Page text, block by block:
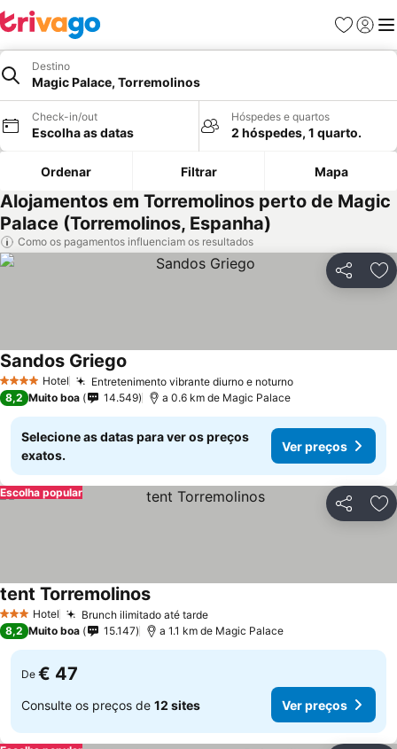
Favoritos
Iniciar
Destino
Magic Palace, Torremolinos
Check-in/out
Escolha as datas
Hóspedes e quartos
2 hóspedes, 1 quarto.
Ordenar Filtrar Mapa
Alojamentos em Torremolinos perto de Magic
Palace (Torremolinos, Espanha)
Como os pagamentos influenciam os resultados
Partilhar
4 EstrelasHotel Entretenimento vibrante diurno e noturnoVer preços
Sandos Griego
8,2 Muito boa 14.549 a 0.6 km de Magic Palace
Selecione as datas para ver os preços
exatos.
Ver preços
Partilhar
Escolha popular
3 EstrelasHotel Brunch ilimitado até tardeVer preços
tent TorremolinosVer preços
8,2 Muito boa 15.147 a 1.1 km de Magic Palace
De € 47
Consulte os preços de 12 sites Ver preços